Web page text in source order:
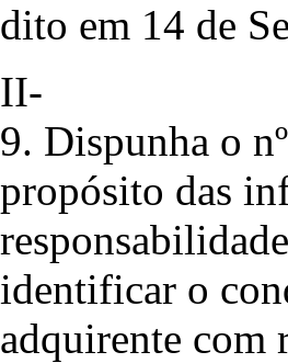
dito em 14 de
II-
9. Dispunha o
propósito das
identificar o
adquirente com